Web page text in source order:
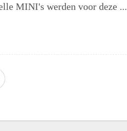
MINI's werden voor deze ...